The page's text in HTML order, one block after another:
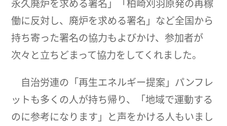
永久廃炉を求める署名」「柏崎刈羽原発の再稼
働に反対し、廃炉を求める署名」など全国から
持ち寄った署名の協力もよびかけ、参加者が
次々と立ちどまって協力をしてくれました。
自治労連の「再生エネルギー提案」パンフレ
ットも多くの人が持ち帰り、「地域で運動する
のに参考になります」と声をかける人もいまし